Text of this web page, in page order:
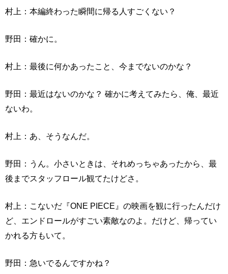
村上：本編終わった瞬間に帰る人すごくない？
野田：確かに。
村上：最後に何かあったこと、今までないのかな？
野田：最近はないのかな？ 確かに考えてみたら、俺、最近
ないわ。
村上：あ、そうなんだ。
野田：うん。小さいときは、それめっちゃあったから、最
後までスタッフロール観てたけどさ。
村上：こないだ『ONE PIECE』の映画を観に行ったんだけ
ど、エンドロールがすごい素敵なのよ。だけど、帰ってい
かれる方もいて。
野田：急いでるんですかね？